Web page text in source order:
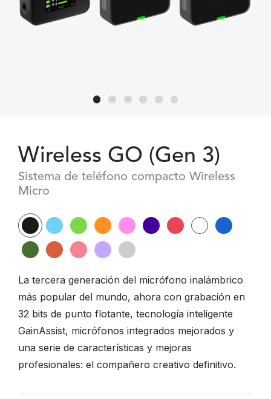
Wireless GO (Gen 3)
Sistema de teléfono compacto Wireless
Micro
La tercera generación del micrófono inalámbrico
más popular del mundo, ahora con grabación en
32 bits de punto flotante, tecnología inteligente
GainAssist, micrófonos integrados mejorados y
una serie de características y mejoras
profesionales: el compañero creativo definitivo.